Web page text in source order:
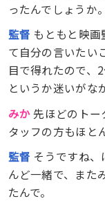
ったんでしょうか。
監督 もともと映
て自分の言いたい
目で得れたので、
というか迷いがな
みか先ほどのトー
タッフの方もほと
監督 そうですね
んど一緒で、また
たんで。